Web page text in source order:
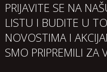
PRIJAVITE SE NA
LISTU I BUDITE U
NOVOSTIMA I
SMO PRIPREMILI ZA